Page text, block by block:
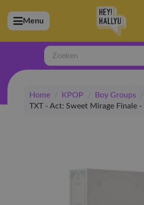
(Artiesten)
(Merchandise)
(Exclusive)
(Winkel)
Menu
Zoeken
Home / KPOP / Boy Groups /
TXT - Act: Sweet Mirage Finale